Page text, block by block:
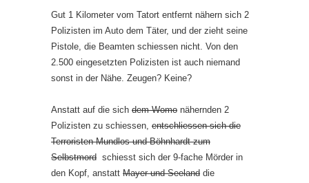
Gut 1 Kilometer vom Tatort entfernt nähern sich 2
Polizisten im Auto dem Täter, und der zieht seine
Pistole, die Beamten schiessen nicht. Von den
2.500 eingesetzten Polizisten ist auch niemand
sonst in der Nähe. Zeugen? Keine?
Anstatt auf die sich dem Womo nähernden 2
Polizisten zu schiessen, entschliessen sich die
Terroristen Mundlos und Böhnhardt zum
Selbstmord schiesst sich der 9-fache Mörder in
den Kopf, anstatt Mayer und Seeland die